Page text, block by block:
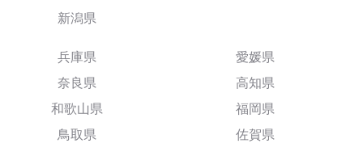
新潟県
兵庫県
奈良県
和歌山県
鳥取県
愛媛県
高知県
福岡県
佐賀県